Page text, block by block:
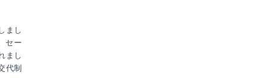
まし
セー
まし
代制